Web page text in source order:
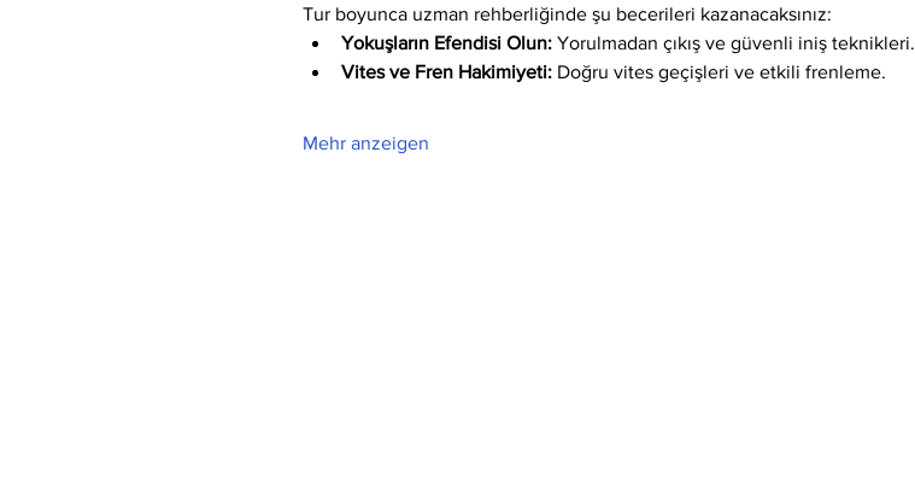
Tur boyunca uzman rehberliğinde şu becerileri kazanacaksınız:
Yokuşların Efendisi Olun: Yorulmadan çıkış ve güvenli iniş teknikleri.
Vites ve Fren Hakimiyeti: Doğru vites geçişleri ve etkili frenleme.
Mehr anzeigen